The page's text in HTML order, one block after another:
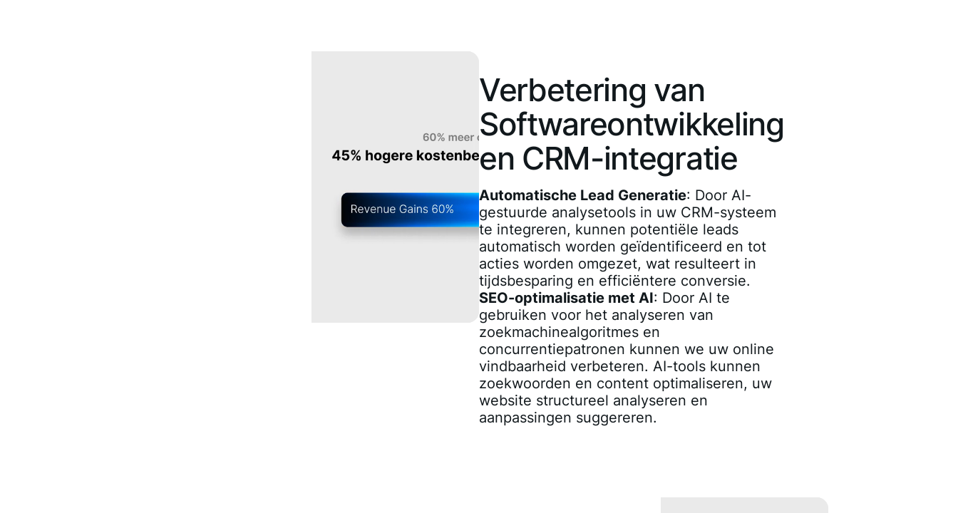
Verbetering van
Softwareontwikkeling
en CRM-integratie
Automatische Lead Generatie: Door AI-
gestuurde analysetools in uw CRM-systeem
te integreren, kunnen potentiële leads
automatisch worden geïdentificeerd en tot
acties worden omgezet, wat resulteert in
tijdsbesparing en efficiëntere conversie.
SEO-optimalisatie met AI: Door AI te
gebruiken voor het analyseren van
zoekmachinealgoritmes en
concurrentiepatronen kunnen we uw online
vindbaarheid verbeteren. AI-tools kunnen
zoekwoorden en content optimaliseren, uw
website structureel analyseren en
aanpassingen suggereren.